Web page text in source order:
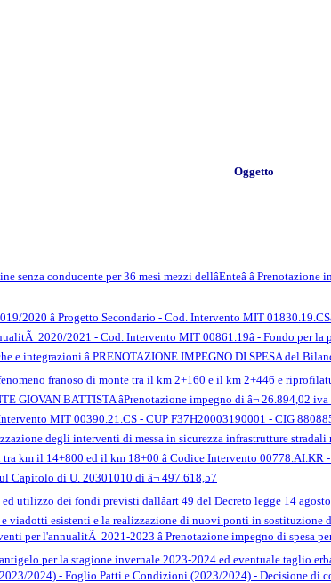
Oggetto
senza conducente per 36 mesi mezzi dellâEnteâ â
2020 â Progetto Secondario - Cod. Intervento MIT
AnnualitÃ 2020/2021 - Cod. Intervento MIT 00861.19â - Fondo
e integrazioni â PRENOTAZIONE IMPEGNO DI SPESA del
franoso di monte tra il km 2+160 e il km 2+446 e
GIOVAN BATTISTA âPrenotazione impegno di â¬ 26.894,02
MIT 00390.21.CS - CUP F37H20003190001 - CIG
degli interventi di messa in sicurezza infrastrutture
km il 14+800 ed il km 18+00 â Codice Intervento
Capitolo di U. 20301010 di â¬ 497.618,57
ed utilizzo dei fondi previsti dallâart 49 del Decreto legge 14
e viadotti esistenti e la realizzazione di nuovi ponti in
per l'annualitÃ 2021-2023 â Prenotazione impegno di spesa
per la stagione invernale 2023-2024 ed eventuale taglio
2024) - Foglio Patti e Condizioni (2023/2024) - Decisione di